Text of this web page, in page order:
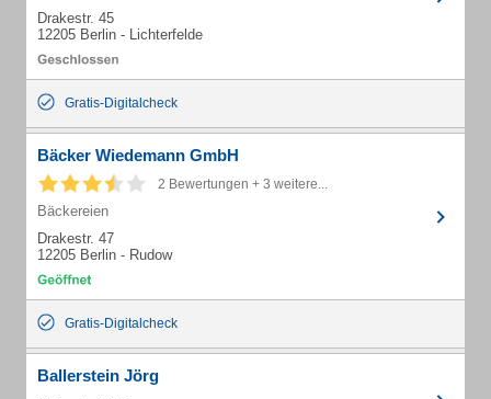
Drakestr. 45
12205 Berlin - Lichterfelde
Gratis-Digitalcheck
Bäcker Wiedemann GmbH
2 Bewertungen + 3 weitere...
Bäckereien
Drakestr. 47
12205 Berlin - Rudow
Gratis-Digitalcheck
Ballerstein Jörg